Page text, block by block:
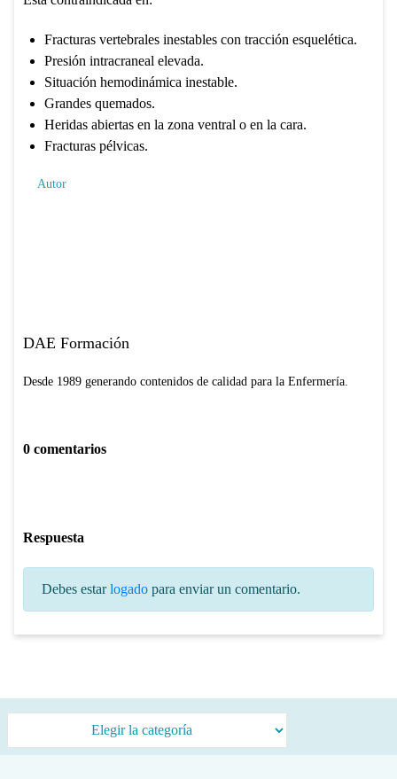
Fracturas vertebrales inestables con tracción esquelética.
Presión intracraneal elevada.
Situación hemodinámica inestable.
Grandes quemados.
Heridas abiertas en la zona ventral o en la cara.
Fracturas pélvicas.
Autor
DAE Formación
Desde 1989 generando contenidos de calidad para la Enfermería.
0 comentarios
Respuesta
Debes estarlogadopara enviar un comentario.